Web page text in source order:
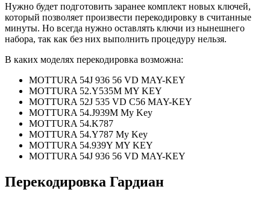
Нужно будет подготовить заранее комплект новых ключей,
который позволяет произвести перекодировку в считанные
минуты. Но всегда нужно оставлять ключи из нынешнего
набора, так как без них выполнить процедуру нельзя.
В каких моделях перекодировка возможна:
MOTTURA 54J 936 56 VD MAY-KEY
MOTTURA 52.Y535M MY KEY
MOTTURA 52J 535 VD C56 MAY-KEY
MOTTURA 54.J939M My Key
MOTTURA 54.K787
MOTTURA 54.Y787 My Key
MOTTURA 54.939Y MY KEY
MOTTURA 54J 936 56 VD MAY-KEY
Перекодировка Гардиан